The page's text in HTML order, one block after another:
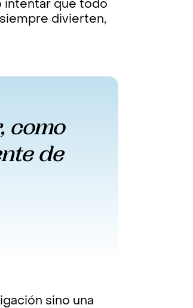
intentar que todo
divierten,
como
de
sino una